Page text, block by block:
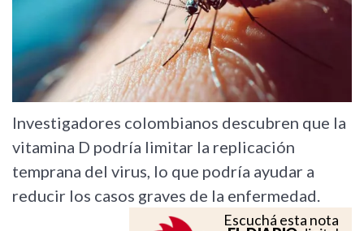
Investigadores colombianos descubren que la
vitamina D podría limitar la replicación
temprana del virus, lo que podría ayudar a
reducir los casos graves de la enfermedad.
Escuchá esta nota